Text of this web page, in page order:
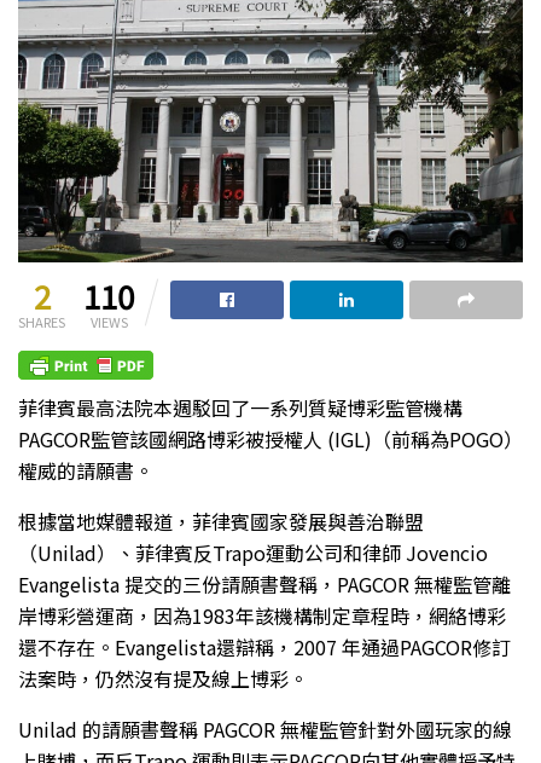
2
SHARES
110
VIEWS
菲律賓最高法院本週駁回了一系列質疑博彩監管機構
PAGCOR監管該國網路博彩被授權人 (IGL)（前稱為POGO）
權威的請願書。
根據當地媒體報道，菲律賓國家發展與善治聯盟
（Unilad）、菲律賓反Trapo運動公司和律師 Jovencio
Evangelista 提交的三份請願書聲稱，PAGCOR 無權監管離
岸博彩營運商，因為1983年該機構制定章程時，網絡博彩
還不存在。Evangelista還辯稱，2007 年通過PAGCOR修訂
法案時，仍然沒有提及線上博彩。
Unilad 的請願書聲稱 PAGCOR 無權監管針對外國玩家的線